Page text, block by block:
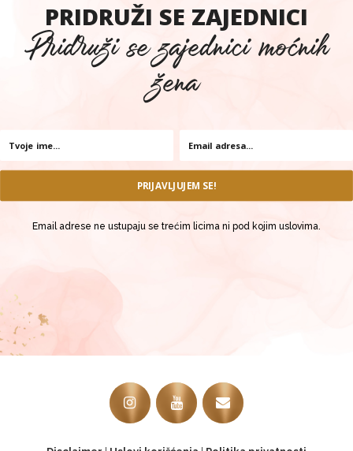
PRIDRUŽI SE ZAJEDNICI
Pridruži se zajednici moćnih
žena
PRIJAVLJUJEM SE!
Email adrese ne ustupaju se trećim licima ni pod kojim uslovima.